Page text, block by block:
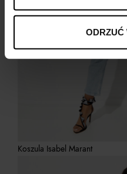
ODRZUĆ
Koszula Isabel Marant